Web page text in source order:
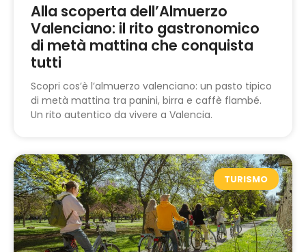
Alla scoperta dell’Almuerzo
Valenciano: il rito gastronomico
di metà mattina che conquista
tutti
Scopri cos’è l’almuerzo valenciano: un pasto tipico
di metà mattina tra panini, birra e caffè flambé.
Un rito autentico da vivere a Valencia.
TURISMO